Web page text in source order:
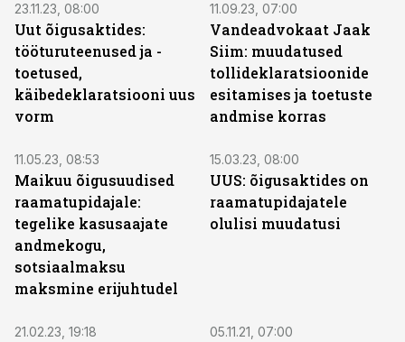
23.11.23, 08:00
Uut õigusaktides:
tööturuteenused ja -
toetused,
käibedeklaratsiooni uus
vorm
11.09.23, 07:00
Vandeadvokaat Jaak
Siim: muudatused
tollideklaratsioonide
esitamises ja toetuste
andmise korras
11.05.23, 08:53
Maikuu õigusuudised
raamatupidajale:
tegelike kasusaajate
andmekogu,
sotsiaalmaksu
maksmine erijuhtudel
15.03.23, 08:00
UUS: õigusaktides on
raamatupidajatele
olulisi muudatusi
21.02.23, 19:18 05.11.21, 07:00